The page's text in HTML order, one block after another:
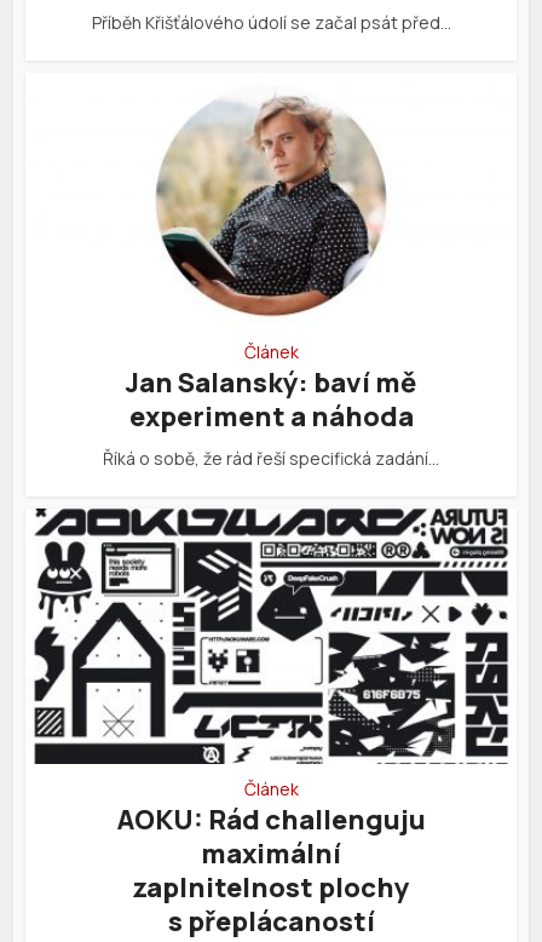
Příběh Křišťálového údolí se začal psát před…
Článek
Jan Salanský: baví mě
experiment a náhoda
Říká o sobě, že rád řeší specifická zadání…
Článek
AOKU: Rád challenguju
maximální
zaplnitelnost plochy
s přeplácaností